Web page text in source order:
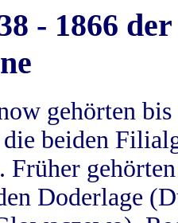
- 1866
gehörten
beiden
Früher
Doderlage